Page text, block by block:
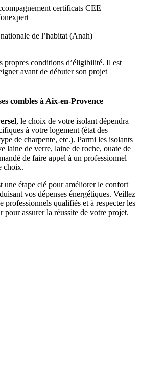
certificats CEE
de l’habitat (Anah)
propres conditions d’éligibilité. Il est
avant de débuter son projet
combles à Aix-en-Provence
, le choix de votre isolant dépendra
à votre logement (état des
de charpente, etc.). Parmi les isolants
laine de verre, laine de roche, ouate de
de faire appel à un professionnel
choix.
une étape clé pour améliorer le confort
vos dépenses énergétiques. Veillez
professionnels qualifiés et à respecter les
pour assurer la réussite de votre projet.